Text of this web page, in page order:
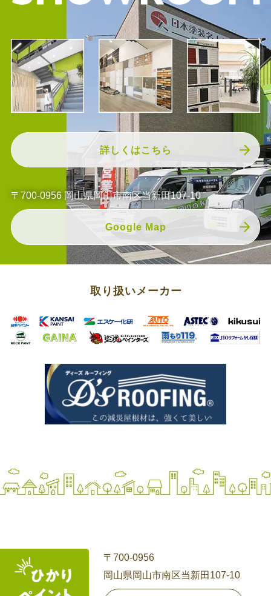
詳しくはこちら
〒700-0956 岡山県岡山市南区当新田107-10
Google Map
取り扱いメーカー
〒700-0956
岡山県岡山市南区当新田107-10